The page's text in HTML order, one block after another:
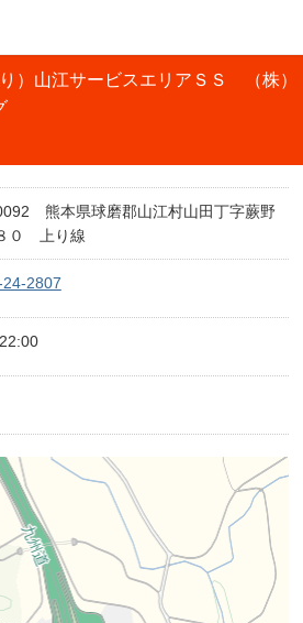
）山江サービスエリアＳＳ （株）
熊本県球磨郡山江村山田丁字蕨野
０ 上り線
2807